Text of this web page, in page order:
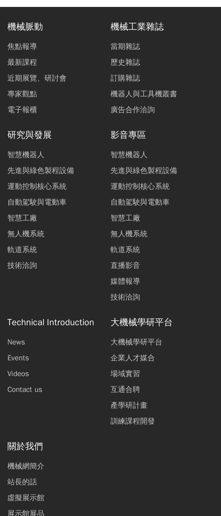
機械脈動
焦點報導
最新課程
近期展覽、研討會
專家觀點
電子報櫃
機械工業雜誌
當期雜誌
歷史雜誌
訂購雜誌
機器人與工具機叢書
廣告合作洽詢
研究與發展
智慧機器人
先進與綠色製程設備
運動控制核心系統
自動駕駛與電動車
智慧工廠
無人機系統
軌道系統
技術洽詢
影音專區
智慧機器人
先進與綠色製程設備
運動控制核心系統
自動駕駛與電動車
智慧工廠
無人機系統
軌道系統
直播影音
媒體報導
技術洽詢
Technical Introduction
News
Events
Videos
Contact us
大機械學研平台
大機械學研平台
企業人才媒合
場域實習
互通合聘
產學研計畫
訓練課程開發
關於我們
機械網簡介
站長的話
虛擬展示館
展示館展品